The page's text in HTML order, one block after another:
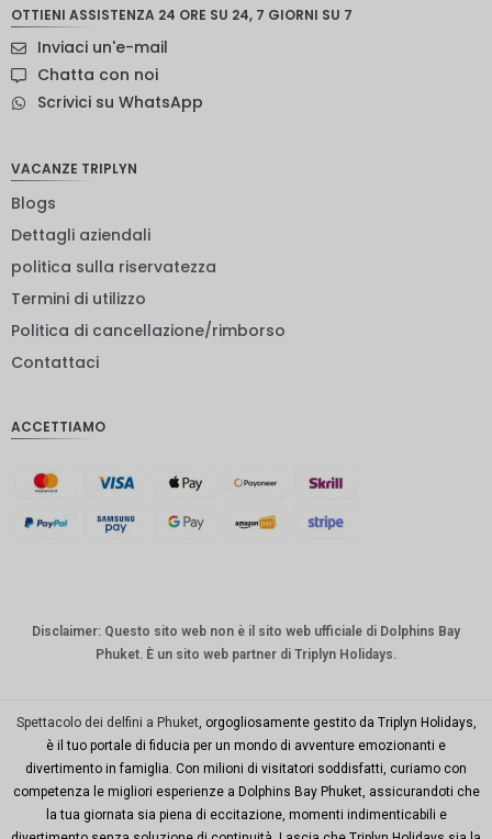
neozelan
euro
rupia
indiana
danese
CHF
australia
Città di
New
York
TWD
OTTIENI ASSISTENZA 24 ORE SU 24, 7 GIORNI SU 7
Inviaci un'e-mail
Chatta con noi
Scrivici su WhatsApp
VACANZE TRIPLYN
Blogs
Dettagli aziendali
politica sulla riservatezza
Termini di utilizzo
Politica di cancellazione/rimborso
Contattaci
ACCETTIAMO
Disclaimer: Questo sito web non è il sito web ufficiale di Dolphins Bay
Phuket. È un sito web partner di Triplyn Holidays.
Spettacolo dei delfini a Phuket , orgogliosamente gestito da Triplyn Holidays,
è il tuo portale di fiducia per un mondo di avventure emozionanti e
divertimento in famiglia. Con milioni di visitatori soddisfatti, curiamo con
competenza le migliori esperienze a Dolphins Bay Phuket, assicurandoti che
la tua giornata sia piena di eccitazione, momenti indimenticabili e